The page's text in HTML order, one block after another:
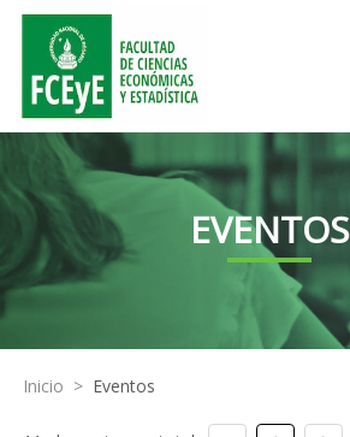
EVENTOS
Inicio > Eventos